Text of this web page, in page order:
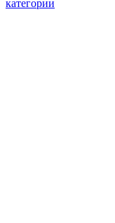
категории